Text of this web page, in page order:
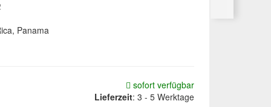
Panama
sofort verfügbar
Lieferzeit: 3 - 5 Werktage